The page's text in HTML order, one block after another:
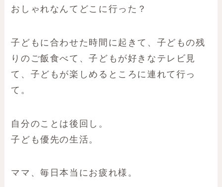
おしゃれなんてどこに行った？
子どもに合わせた時間に起きて、子どもの残
りのご飯食べて、子どもが好きなテレビ見
て、子どもが楽しめるところに連れて行っ
て。
自分のことは後回し。
子ども優先の生活。
ママ、毎日本当にお疲れ様。